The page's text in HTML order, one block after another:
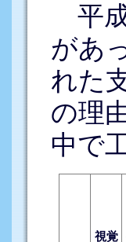
平
があ
れた
の理
中で
視覚